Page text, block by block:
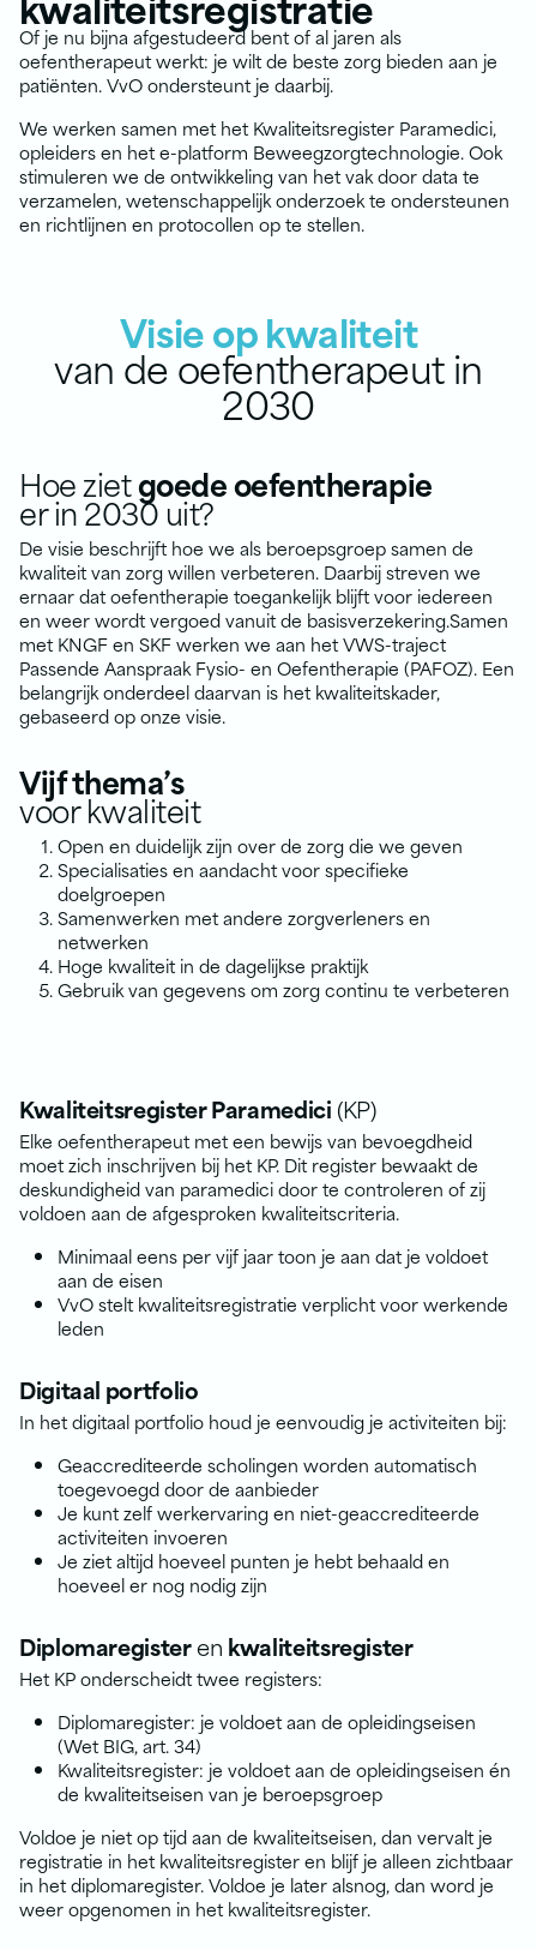
Of je nu bijna afgestudeerd bent of al jaren als
oefentherapeut werkt: je wilt de beste zorg bieden aan je
patiënten. VvO ondersteunt je daarbij.
We werken samen met het Kwaliteitsregister Paramedici,
opleiders en het e-platform Beweegzorgtechnologie. Ook
stimuleren we de ontwikkeling van het vak door data te
verzamelen, wetenschappelijk onderzoek te ondersteunen
en richtlijnen en protocollen op te stellen.
Visie op kwaliteit
van de oefentherapeut in
2030
Hoe zietgoede oefentherapie
er in 2030 uit?
De visie beschrijft hoe we als beroepsgroep samen de
kwaliteit van zorg willen verbeteren. Daarbij streven we
ernaar dat oefentherapie toegankelijk blijft voor iedereen
en weer wordt vergoed vanuit de basisverzekering.Samen
met KNGF en SKF werken we aan het VWS-traject
Passende Aanspraak Fysio- en Oefentherapie (PAFOZ). Een
belangrijk onderdeel daarvan is het kwaliteitskader,
gebaseerd op onze visie.
Vijf thema’s
voor kwaliteit
Open en duidelijk zijn over de zorg die we geven
Specialisaties en aandacht voor specifieke
doelgroepen
Samenwerken met andere zorgverleners en
netwerken
Hoge kwaliteit in de dagelijkse praktijk
Gebruik van gegevens om zorg continu te verbeteren
Kwaliteitsregister Paramedici (KP)
Elke oefentherapeut met een bewijs van bevoegdheid
moet zich inschrijven bij het KP. Dit register bewaakt de
deskundigheid van paramedici door te controleren of zij
voldoen aan de afgesproken kwaliteitscriteria.
Minimaal eens per vijf jaar toon je aan dat je voldoet
aan de eisen
VvO stelt kwaliteitsregistratie verplicht voor werkende
leden
Digitaal portfolio
In het digitaal portfolio houd je eenvoudig je activiteiten bij:
Geaccrediteerde scholingen worden automatisch
toegevoegd door de aanbieder
Je kunt zelf werkervaring en niet-geaccrediteerde
activiteiten invoeren
Je ziet altijd hoeveel punten je hebt behaald en
hoeveel er nog nodig zijn
Diplomaregisteren kwaliteitsregister
Het KP onderscheidt twee registers:
Diplomaregister: je voldoet aan de opleidingseisen
(Wet BIG, art. 34)
Kwaliteitsregister: je voldoet aan de opleidingseisen én
de kwaliteitseisen van je beroepsgroep
Voldoe je niet op tijd aan de kwaliteitseisen, dan vervalt je
registratie in het kwaliteitsregister en blijf je alleen zichtbaar
in het diplomaregister. Voldoe je later alsnog, dan word je
weer opgenomen in het kwaliteitsregister.